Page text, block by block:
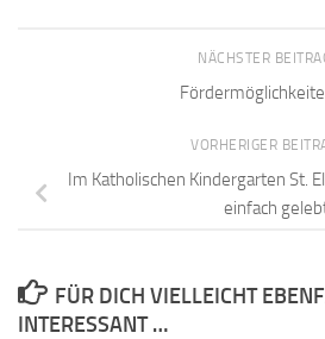
NÄCHSTER
VORHERIGER
Im Katholischen Kindergarten St.
einfach
FÜR DICH VIELLEICHT
INTERESSANT …